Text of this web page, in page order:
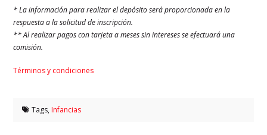
* La información para realizar el depósito será proporcionada en la
respuesta a la solicitud de inscripción.
** Al realizar pagos con tarjeta a meses sin intereses se efectuará una
comisión.
Términos y condiciones
Tags,Infancias